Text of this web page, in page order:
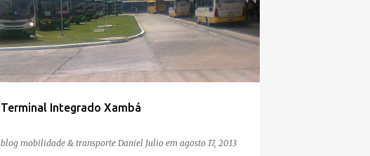
Terminal Integrado Xambá
blog mobilidade & transporte Daniel Julio em agosto 17, 2013